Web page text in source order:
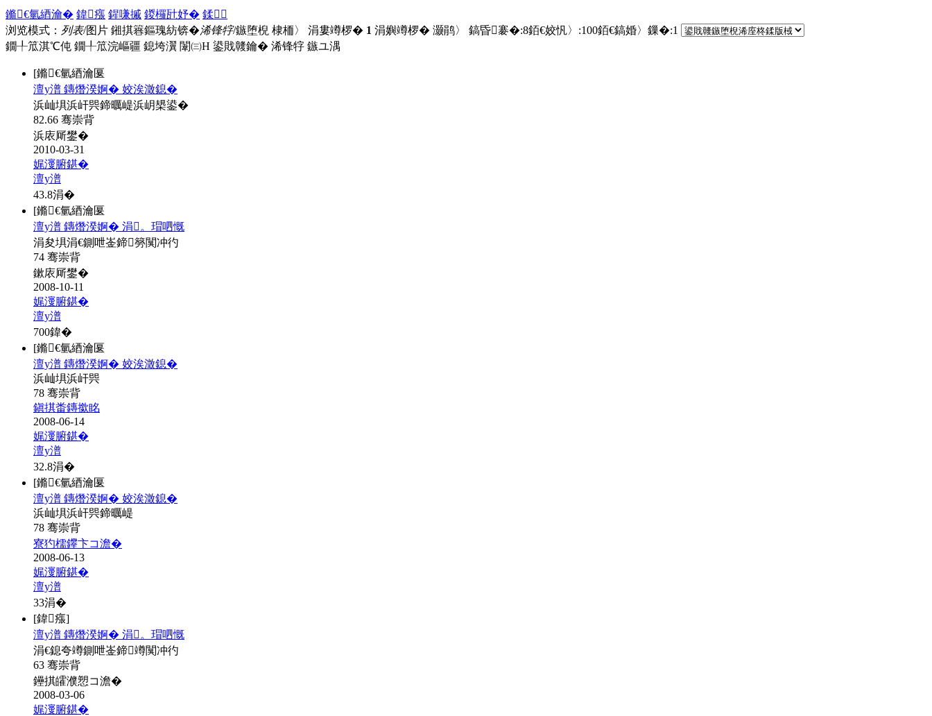
鏅€氫綇瀹� 鍏瘬 鍟嗛摵 鍐欏瓧妤� 鍒
浏览模式： 列表/图片 鎺掑簭鏂瑰紡锛�浠锋牸/鏃堕棿 棣栭〉 涓婁竴椤� 1 涓嬩竴椤� 灏鹃〉 鎬昏褰�:8銆€姣忛〉:100銆€鎬婚〉鏁�:1
鐗╀笟淇℃伅 鐗╀笟浣嶇疆 鎴垮瀷 闈㈢Н 鍙戝竷鑰� 浠锋牸 鏃ユ湡
[鏅€氫綇瀹匽
澶у潽 鏄熸湀婀� 姣涘澂鎴�
浜屾埧浜屽巺鍗曞崼浜岄槼鍙�
82.66 骞崇背
浜庡厛鐢�
2010-03-31
娓濅腑鍖�
澶у潽
43.8涓�
[鏅€氫綇瀹匽
澶у潽 鏄熸湀婀� 涓。瑁呬慨
涓夋埧涓€鍘呭崟鍗簩闃冲彴
74 骞崇背
鏉庡厛鐢�
2008-10-11
娓濅腑鍖�
澶у潽
700鍏�
[鏅€氫綇瀹匽
澶у潽 鏄熸湀婀� 姣涘澂鎴�
浜屾埧浜屽巺
78 骞崇背
鎭掑畨鏄撳眳
2008-06-14
娓濅腑鍖�
澶у潽
32.8涓�
[鏅€氫綇瀹匽
澶у潽 鏄熸湀婀� 姣涘澂鎴�
浜屾埧浜屽巺鍗曞崼
78 骞崇背
寮犳檽鑻卞コ澹�
2008-06-13
娓濅腑鍖�
澶у潽
33涓�
[鍏瘬]
澶у潽 鏄熸湀婀� 涓。瑁呬慨
涓€鎴夸竴鍘呭崟鍗竴闃冲彴
63 骞崇背
鑸掑皬濮愬コ澹�
2008-03-06
娓濅腑鍖�